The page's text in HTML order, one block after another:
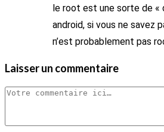
le root est une sorte de «
android, si vous ne savez
n’est probablement pas
Laisser un commentaire
Comment